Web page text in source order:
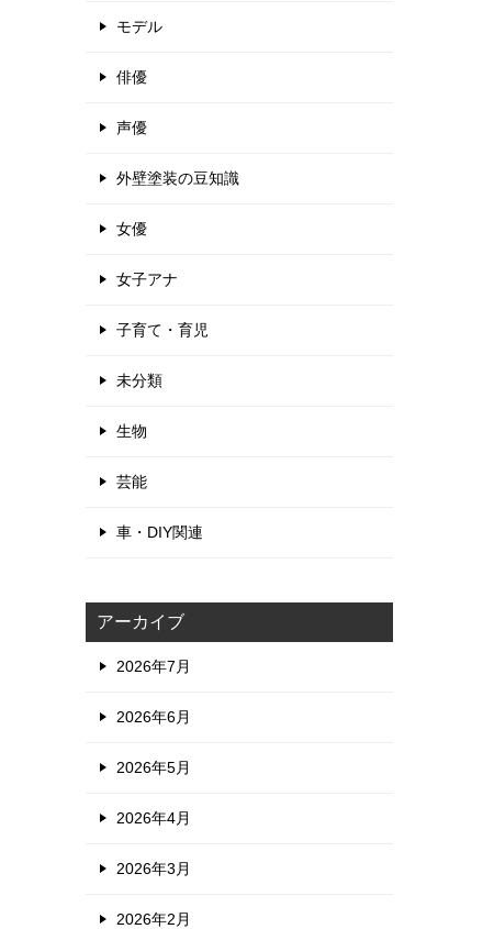
モデル
俳優
声優
外壁塗装の豆知識
女優
女子アナ
子育て・育児
未分類
生物
芸能
車・DIY関連
アーカイブ
2026年7月
2026年6月
2026年5月
2026年4月
2026年3月
2026年2月